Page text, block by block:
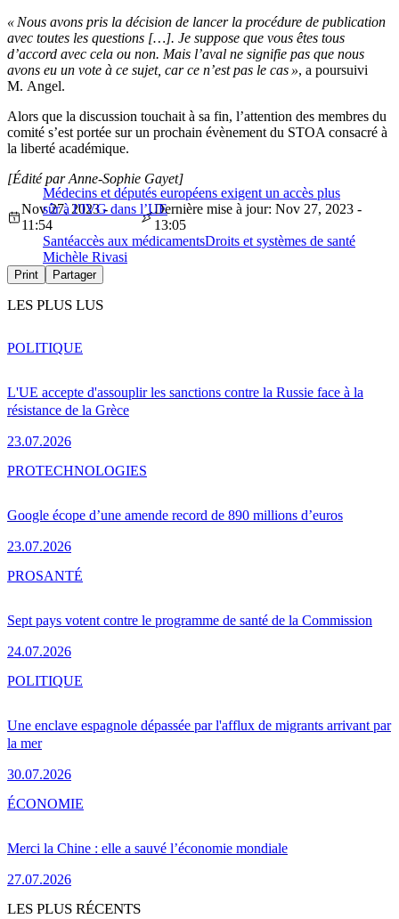
« Nous avons pris la décision de lancer la procédure de publication
avec toutes les questions […]. Je suppose que vous êtes tous
d’accord avec cela ou non. Mais l’aval ne signifie pas que nous
avons eu un vote à ce sujet, car ce n’est pas le cas », a poursuivi
M. Angel.
Alors que la discussion touchait à sa fin, l’attention des membres du
comité s’est portée sur un prochain évènement du STOA consacré à
la liberté académique.
Médecins et députés européens exigent un accès plus
sûr à l’IVG dans l’UE
[Édité par Anne-Sophie Gayet]
Nov 27, 2023 -
11:54
Dernière mise à jour: Nov 27, 2023 -
13:05
Santéaccès aux médicamentsDroits et systèmes de santé
Michèle Rivasi
Print Partager
LES PLUS LUS
L'UE accepte d'assouplir les sanctions contre la Russie face à la
résistance de la Grèce
23.07.2026
POLITIQUE
Google écope d’une amende record de 890 millions d’euros
23.07.2026
PROTECHNOLOGIES
Sept pays votent contre le programme de santé de la Commission
24.07.2026
PROSANTÉ
Une enclave espagnole dépassée par l'afflux de migrants arrivant par
la mer
30.07.2026
POLITIQUE
Merci la Chine : elle a sauvé l’économie mondiale
27.07.2026
ÉCONOMIE
LES PLUS RÉCENTS